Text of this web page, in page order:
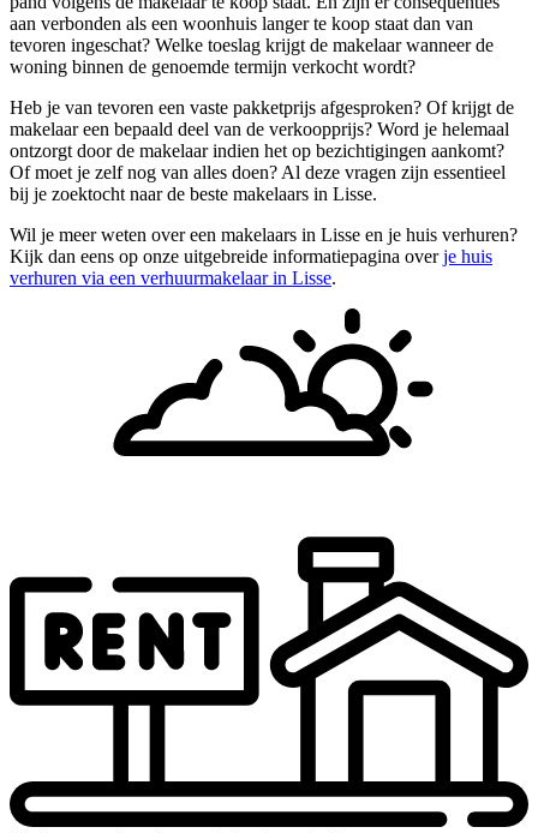
aan verbonden als een woonhuis langer te koop staat dan van
tevoren ingeschat? Welke toeslag krijgt de makelaar wanneer de
woning binnen de genoemde termijn verkocht wordt?
Heb je van tevoren een vaste pakketprijs afgesproken? Of krijgt de
makelaar een bepaald deel van de verkoopprijs? Word je helemaal
ontzorgt door de makelaar indien het op bezichtigingen aankomt?
Of moet je zelf nog van alles doen? Al deze vragen zijn essentieel
bij je zoektocht naar de beste makelaars in Lisse.
Wil je meer weten over een makelaars in Lisse en je huis verhuren?
Kijk dan eens op onze uitgebreide informatiepagina overje huis
verhuren via een verhuurmakelaar in Lisse.